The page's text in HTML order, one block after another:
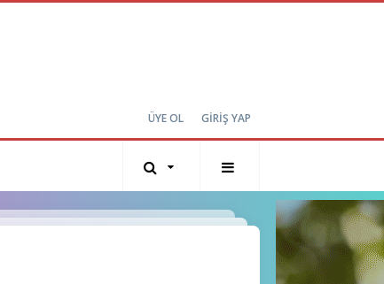
ÜYE OL GİRİŞ YAP